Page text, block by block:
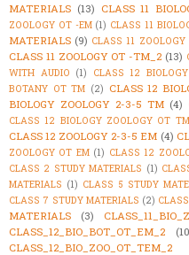
MATERIALS (13) CLASS 11
ZOOLOGY OT -EM (1) CLASS 11
MATERIALS (9) CLASS 11
CLASS 11 ZOOLOGY OT -TM_2 (13)
WITH AUDIO (1) CLASS 12
BOTANY OT TM (2) CLASS 12
BIOLOGY ZOOLOGY 2-3-5 TM (4)
CLASS 12 BIOLOGY ZOOLOGY OT TM
CLASS 12 ZOOLOGY 2-3-5 EM (4)
ZOOLOGY OT EM (1) CLASS 12
CLASS 2 STUDY MATERIALS (1)
MATERIALS (1) CLASS 5 STUDY
CLASS 7 STUDY MATERIALS (2)
MATERIALS
(3)
CLASS_12_BIO_BOT_OT_EM_2
CLASS_12_BIO_ZOO_OT_TEM_2